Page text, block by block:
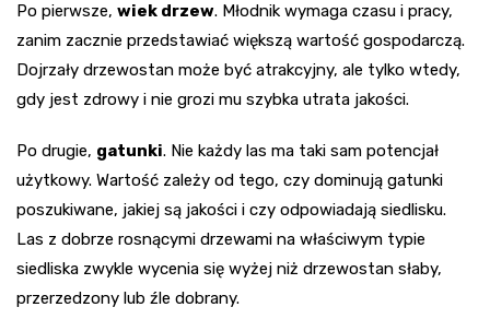
Po pierwsze, wiek drzew. Młodnik wymaga czasu i pracy,
zanim zacznie przedstawiać większą wartość gospodarczą.
Dojrzały drzewostan może być atrakcyjny, ale tylko wtedy,
gdy jest zdrowy i nie grozi mu szybka utrata jakości.
Po drugie, gatunki. Nie każdy las ma taki sam potencjał
użytkowy. Wartość zależy od tego, czy dominują gatunki
poszukiwane, jakiej są jakości i czy odpowiadają siedlisku.
Las z dobrze rosnącymi drzewami na właściwym typie
siedliska zwykle wycenia się wyżej niż drzewostan słaby,
przerzedzony lub źle dobrany.